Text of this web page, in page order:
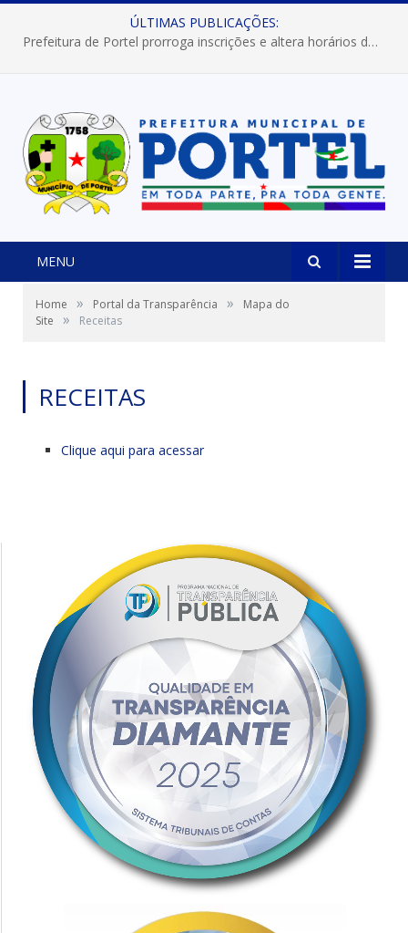
ÚLTIMAS PUBLICAÇÕES:
Prefeitura de Portel prorroga inscrições e altera horários dos concursos “Musa” e “Miss Mix Verão 2026”
MENU
Home » Portal da Transparência »
Mapa do
Site
» Receitas
RECEITAS
Clique aqui para acessar